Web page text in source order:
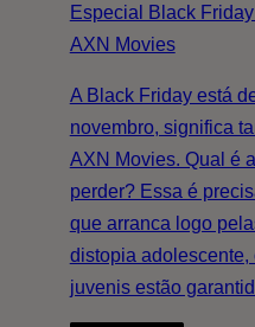
Especial Black
AXN Movies
A Black Friday está
novembro, significa
AXN Movies. Qual é
perder? Essa é
que arranca logo
distopia
juvenis estão